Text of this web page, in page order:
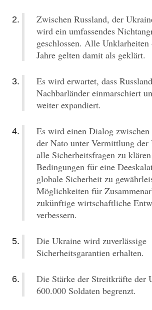
Zwischen Russland, der
wird ein umfassendes
geschlossen. Alle
Jahre gelten damit als geklärt.
Es wird erwartet, dass
Nachbarländer einmarschiert
weiter expandiert.
Es wird einen Dialog zwischen
der Nato unter Vermittlung der
alle Sicherheitsfragen zu
Bedingungen für eine
globale Sicherheit zu
Möglichkeiten für
zukünftige wirtschaftliche
verbessern.
Die Ukraine wird zuverlässige
Sicherheitsgarantien erhalten.
Die Stärke der Streitkräfte der
600.000 Soldaten begrenzt.